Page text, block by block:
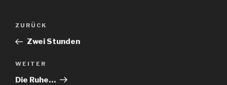
Beitragsnavigation
Vorheriger
Beitrag
ZURÜCK
Zwei Stunden
Nächster
Beitrag
WEITER
Die Ruhe…